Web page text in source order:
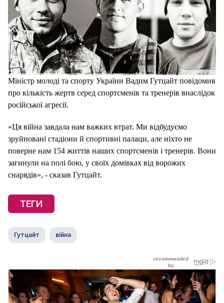
Міністр молоді та спорту України Вадим Гутцайт повідомив
про кількість жертв серед спортсменів та тренерів внаслідок
російської агресії.
«Ця війна завдала нам важких втрат. Ми відбудуємо
зруйновані стадіони й спортивні палаци, але ніхто не
поверне нам 154 життів наших спортсменів і тренерів. Вони
загинули на полі бою, у своїх домівках від ворожих
снарядів», - сказав Гутцайт.
ТЕГИ
Гутцайт війна